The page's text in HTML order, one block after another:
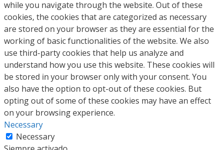
while you navigate through the website. Out of these
cookies, the cookies that are categorized as necessary
are stored on your browser as they are essential for the
working of basic functionalities of the website. We also
use third-party cookies that help us analyze and
understand how you use this website. These cookies will
be stored in your browser only with your consent. You
also have the option to opt-out of these cookies. But
opting out of some of these cookies may have an effect
on your browsing experience.
Necessary
Necessary